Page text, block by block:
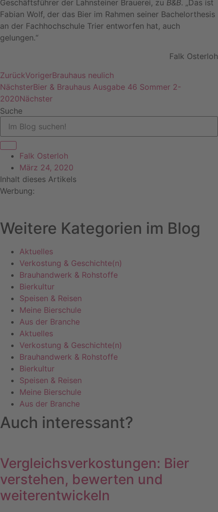
Geschäftsführer der Lahnsteiner Brauerei, zu B&B. „Das ist
Fabian Wolf, der das Bier im Rahmen seiner Bachelorthesis
an der Fachhochschule Trier entworfen hat, auch
gelungen.“
Falk Osterloh
ZurückVorigerBrauhaus neulich
NächsterBier & Brauhaus Ausgabe 46 Sommer 2-
2020Nächster
Suche
Falk Osterloh
März 24, 2020
Inhalt dieses Artikels
Werbung:
Weitere Kategorien im Blog
Aktuelles
Verkostung & Geschichte(n)
Brauhandwerk & Rohstoffe
Bierkultur
Speisen & Reisen
Meine Bierschule
Aus der Branche
Aktuelles
Verkostung & Geschichte(n)
Brauhandwerk & Rohstoffe
Bierkultur
Speisen & Reisen
Meine Bierschule
Aus der Branche
Auch interessant?
Vergleichsverkostungen: Bier
verstehen, bewerten und
weiterentwickeln